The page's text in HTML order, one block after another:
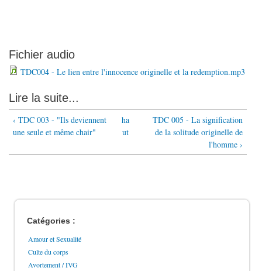
Fichier audio
TDC004 - Le lien entre l'innocence originelle et la redemption.mp3
Lire la suite...
‹ TDC 003 - "Ils deviennent
une seule et même chair"
ha
ut
TDC 005 - La signification
de la solitude originelle de
l'homme ›
Catégories :
Amour et Sexualité
Culte du corps
Avortement / IVG